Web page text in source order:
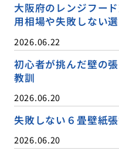
大阪府のレンジフー
用相場や失敗しない
2026.06.22
初心者が挑んだ壁の
教訓
2026.06.20
失敗しない６畳壁紙
2026.06.20